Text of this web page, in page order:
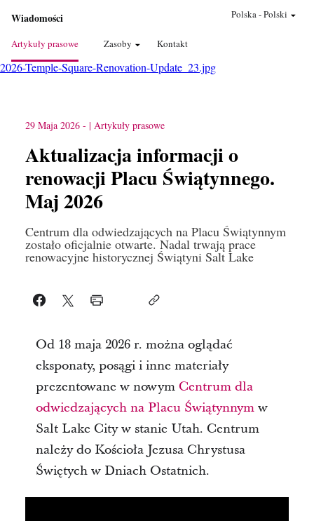
Wiadomości
Artykuły prasowe Zasoby Kontakt
Polska-Polski
2026-Temple-Square-Renovation-Update_23.jpg
29 Maja 2026 - Artykuły prasowe
Aktualizacja informacji o
renowacji Placu Świątynnego.
Maj 2026
Centrum dla odwiedzających na Placu Świątynnym
zostało oficjalnie otwarte. Nadal trwają prace
renowacyjne historycznej Świątyni Salt Lake
Od 18 maja 2026 r. można oglądać
eksponaty, posągi i inne materiały
prezentowane w nowym Centrum dla
odwiedzających na Placu Świątynnymw
Salt Lake City w stanie Utah. Centrum
należy do Kościoła Jezusa Chrystusa
Świętych w Dniach Ostatnich.